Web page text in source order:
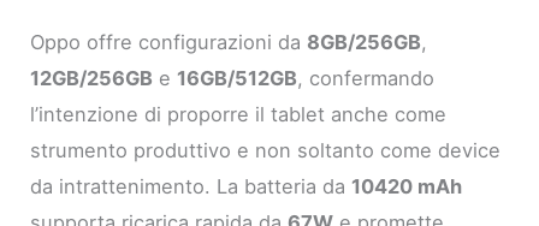
Oppo offre configurazioni da 8GB/256GB,
12GB/256GB e 16GB/512GB, confermando
l’intenzione di proporre il tablet anche come
strumento produttivo e non soltanto come device
da intrattenimento. La batteria da 10420 mAh